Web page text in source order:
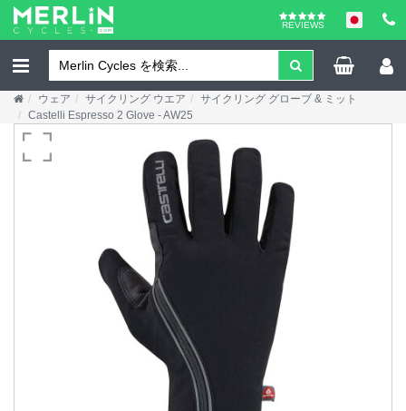
REVIEWS
ウェア サイクリング ウエア
サイクリング グローブ & ミット
Castelli Espresso 2 Glove - AW25